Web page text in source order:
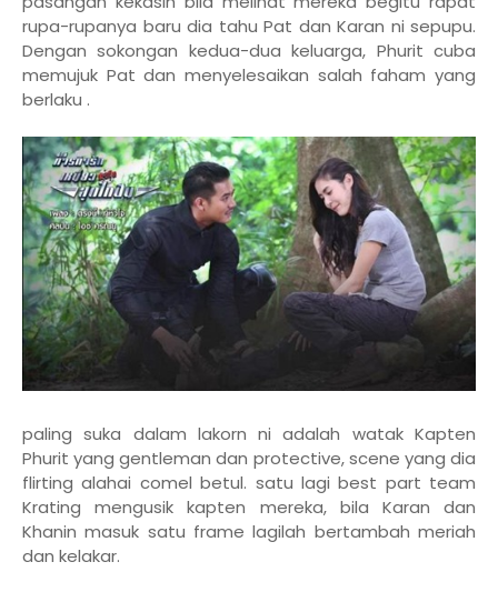
rupa-rupanya baru dia tahu Pat dan Karan ni sepupu.
Dengan sokongan kedua-dua keluarga, Phurit cuba
memujuk Pat dan menyelesaikan salah faham yang
berlaku .
paling suka dalam lakorn ni adalah watak Kapten
Phurit yang gentleman dan protective, scene yang dia
flirting alahai comel betul. satu lagi best part team
Krating mengusik kapten mereka, bila Karan dan
Khanin masuk satu frame lagilah bertambah meriah
dan kelakar.